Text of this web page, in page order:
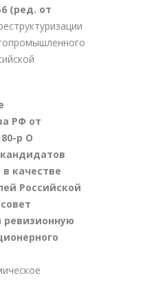
(ред. от
РФ от
р О
качестве
Российской
ревизионную